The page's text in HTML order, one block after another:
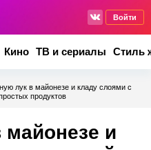
Войти
Кино ТВ и сериалы Стиль
лук в майонезе и кладу слоями с
продуктов
и